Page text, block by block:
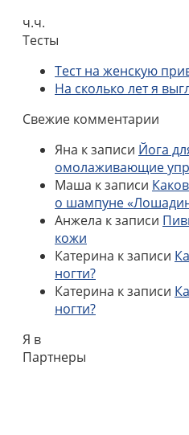
ч.ч.
Тесты
Тест на женскую
На сколько лет я
Свежие комментарии
Яна к записи Йога
омолаживающие
Маша к записи
о шампуне
Анжела к записи
кожи
Катерина к записи
ногти?
Катерина к записи
ногти?
Я в
Партнеры